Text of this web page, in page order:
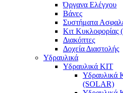
Όργανα Ελέγχου
Βάνες
Συστήματα
Κιτ Κυκλοφορίας
Διακόπτες
Δοχεία Διαστολής
Υδραυλικά
Υδραυλικά ΚΙΤ
Υδραυλικά
(SOLAR)